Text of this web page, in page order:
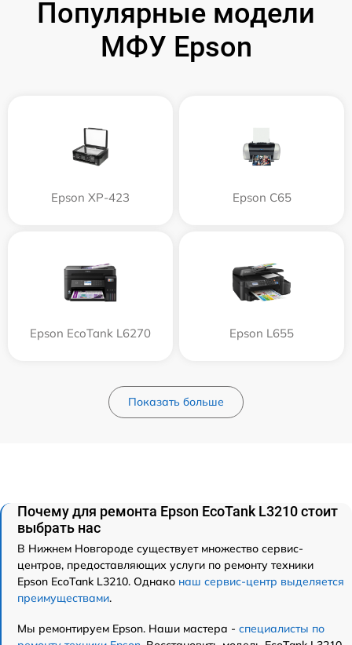
Популярные модели
МФУ Epson
Epson XP-423 Epson C65
Epson EcoTank L6270 Epson L655
Показать больше
Почему для ремонта Epson EcoTank L3210 стоит
выбрать нас
В Нижнем Новгороде существует множество сервис-
центров, предоставляющих услуги по ремонту техники
Epson EcoTank L3210. Однако наш сервис-центр выделяется
преимуществами.
Мы ремонтируем Epson. Наши мастера - специалисты по